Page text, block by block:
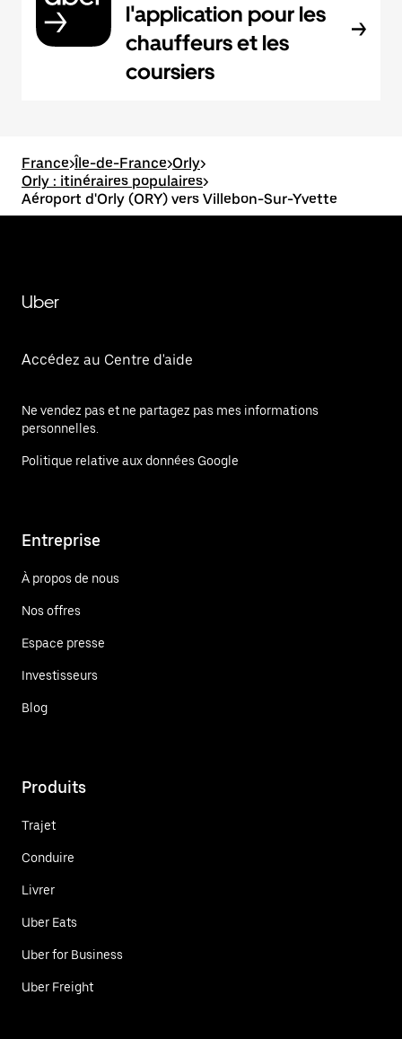
l'application pour les
chauffeurs et les
coursiers
France>Île-de-France>Orly>
Orly : itinéraires populaires>
Aéroport d'Orly (ORY) vers Villebon-Sur-Yvette
Uber
Accédez au Centre d'aide
Ne vendez pas et ne partagez pas mes informations
personnelles.
Politique relative aux données Google
Entreprise
À propos de nous
Nos offres
Espace presse
Investisseurs
Blog
Produits
Trajet
Conduire
Livrer
Uber Eats
Uber for Business
Uber Freight